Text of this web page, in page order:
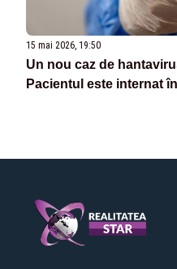
15 mai 2026, 19:50
Un nou caz de
Pacientul este internat